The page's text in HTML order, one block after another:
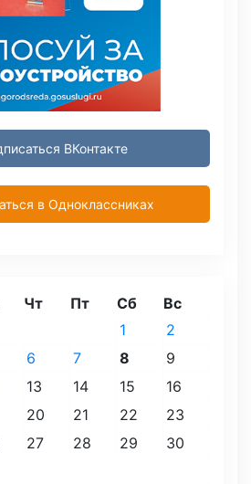
ВКонтакте
в Одноклассниках
Чт Пт Сб Вс
1
2
6 7 8
9
13 14 15
16
20 21 22
23
27 28 29
30